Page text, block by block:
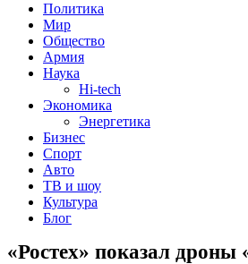
Политика
Мир
Общество
Армия
Наука
Hi-tech
Экономика
Энергетика
Бизнес
Спорт
Авто
ТВ и шоу
Культура
Блог
«Ростех» показал дроны